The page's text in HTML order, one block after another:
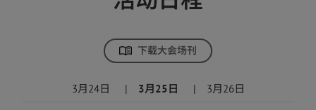
下载大会场刊
3月24日 | 3月25日 | 3月26日